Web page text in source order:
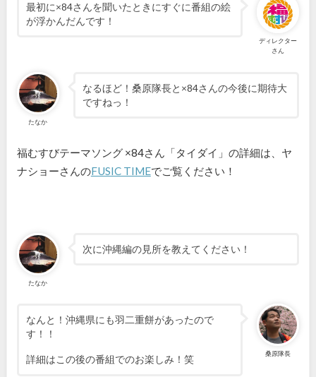
ディレクター
さん
最初に×84さんを聞いたときにすぐに番組の絵
が浮かんだんです！
たなか
なるほど！桑原隊長と×84さんの今後に期待大
ですねっ！
福むすびテーマソング ×84さん「タイダイ」の詳細は、ヤ
ナショーさんのFUSIC TIMEでご覧ください！
たなか
次に沖縄編の見所を教えてください！
桑原隊長
なんと！沖縄県にも羽二重餅があったので
す！！
詳細はこの後の番組でのお楽しみ！笑